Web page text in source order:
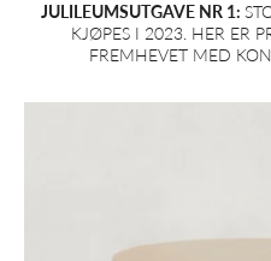
JULILEUMSUTGAVE NR 1:
KJØPES I 2023. HER ER
FREMHEVET MED